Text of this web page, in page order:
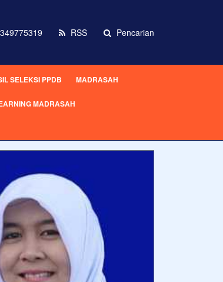
RSS Pencarian
SELEKSI PPDB MADRASAH
MADRASAH